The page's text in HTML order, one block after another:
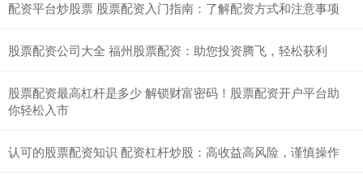
配资平台炒股票 股票配资入门指南：了解配资方式和注意事项
股票配资公司大全 福州股票配资：助您投资腾飞，轻松获利
股票配资最高杠杆是多少 解锁财富密码！股票配资开户平台助
你轻松入市
认可的股票配资知识 配资杠杆炒股：高收益高风险，谨慎操作